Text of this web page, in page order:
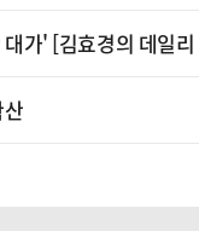
가' [김효경의 데일